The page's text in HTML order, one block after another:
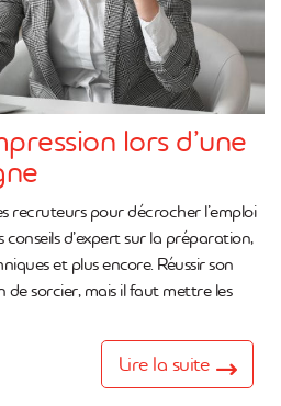
lors d’une
recruteurs pour décrocher l’emploi
conseils d’expert sur la préparation,
et plus encore. Réussir son
de sorcier, mais il faut mettre les
Lire la suite